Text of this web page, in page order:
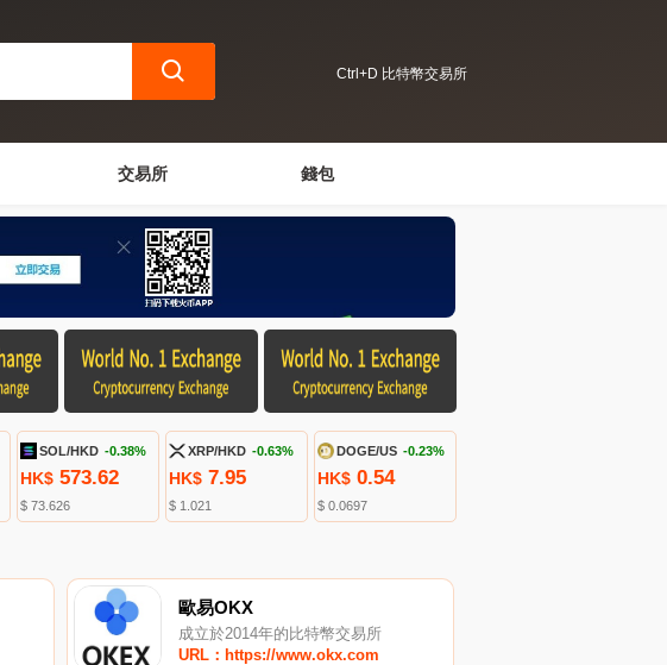
Ctrl+D 比特幣交易所
交易所 錢包
SOL/HKD -0.38%
HK$ 573.62
$ 73.626
XRP/HKD -0.63%
HK$ 7.95
$ 1.021
DOGE/US -0.23%
HK$ 0.54
$ 0.0697
歐易OKX
成立於2014年的比特幣交易所
URL：https://www.okx.com